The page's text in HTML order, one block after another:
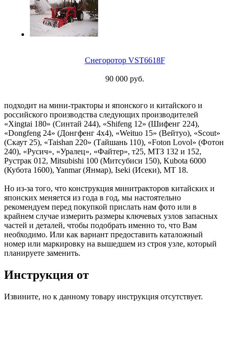
Снегоротор VST6618F
90 000 руб.
подходит на мини-тракторы и японского и китайского и
российского производства следующих производителей
«Xingtai 180» (Синтай 244), «Shifeng 12» (Шифенг 224),
«Dongfeng 24» (Донгфенг 4х4), «Weituo 15» (Вейтуо), «Scout»
(Скаут 25), «Taishan 220» (Тайшань 110), «Foton Lovol» (Фотон
240), «Русич», «Уралец», «Файтер», т25, МТЗ 132 и 152,
Рустрак 012, Mitsubishi 100 (Митсубиси 150), Kubota 6000
(Кубота 1600), Yanmar (Янмар), Iseki (Исеки), МТ 18.
Но из-за того, что конструкция минитракторов китайских и
японских меняется из года в год, мы настоятельно
рекомендуем перед покупкой прислать нам фото или в
крайнем случае измерить размеры ключевых узлов запасных
частей и деталей, чтобы подобрать именно то, что Вам
необходимо. Или как вариант предоставить каталожный
номер или маркировку на вышедшем из строя узле, который
планируете заменить.
Инструкция от
Извините, но к данному товару инструкция отсутствует.